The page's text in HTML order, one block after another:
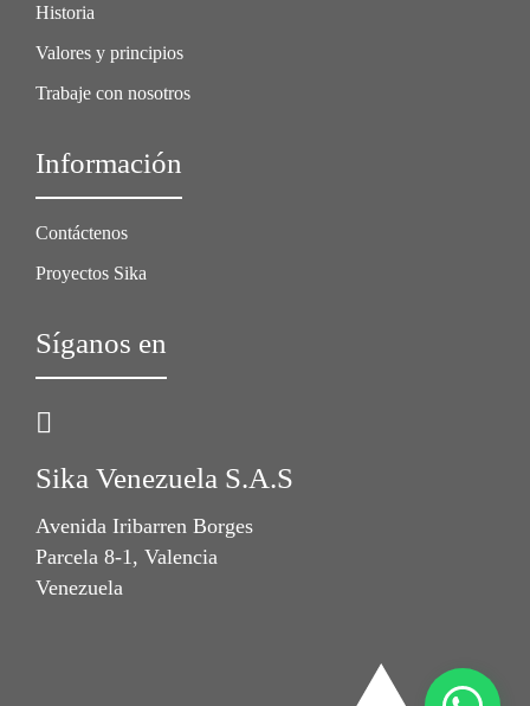
Historia
Valores y principios
Trabaje con nosotros
Información
Contáctenos
Proyectos Sika
Síganos en
Sika Venezuela S.A.S
Avenida Iribarren Borges
Parcela 8-1, Valencia
Venezuela